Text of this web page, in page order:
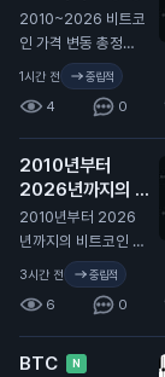
리 🫡
N
2010~2026 비트코
인 가격 변동 총정리
🫡
1시간 전 중립적
4 0
2010년부터
2026년까지의 비
트코인 가격 변동 전
체 역사. 🫡
N
2010년부터 2026
년까지의 비트코인 가
격 변동 전체 역사. 🫡
3시간 전 중립적
6 0
BTC N